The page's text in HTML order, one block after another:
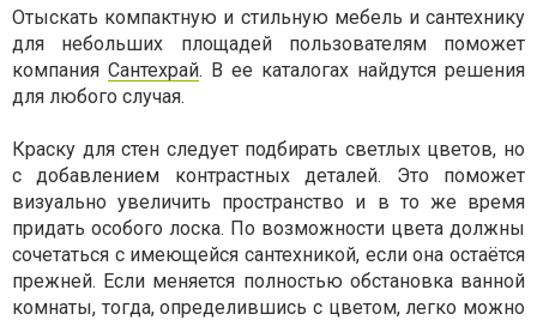
Отыскать компактную и стильную мебель и сантехнику
для небольших площадей пользователям поможет
компания Сантехрай. В ее каталогах найдутся решения
для любого случая.
Краску для стен следует подбирать светлых цветов, но
с добавлением контрастных деталей. Это поможет
визуально увеличить пространство и в то же время
придать особого лоска. По возможности цвета должны
сочетаться с имеющейся сантехникой, если она остаётся
прежней. Если меняется полностью обстановка ванной
комнаты, тогда, определившись с цветом, легко можно